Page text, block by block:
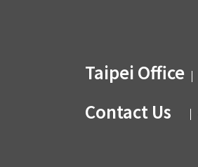
Taipei Office
Contact Us